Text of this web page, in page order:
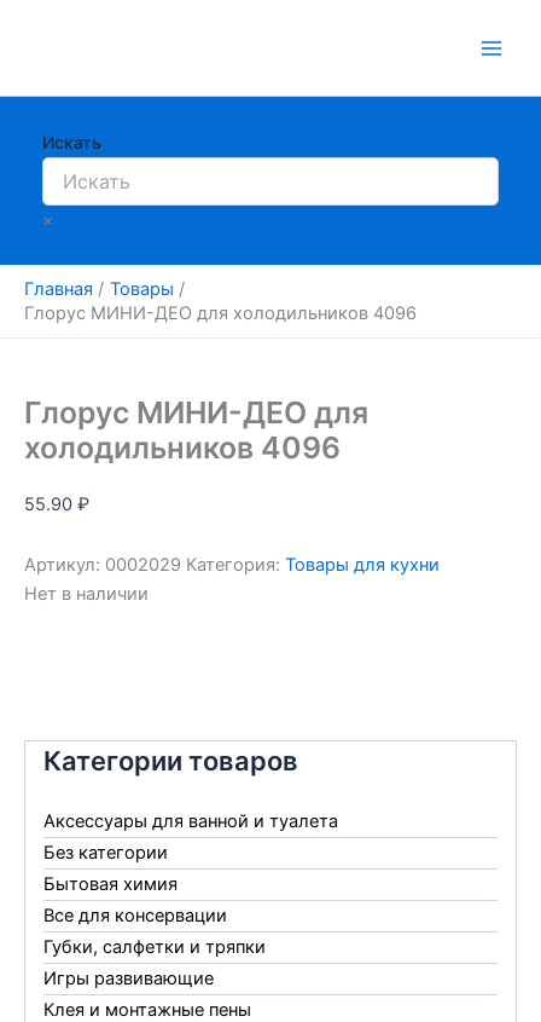
Искать
×
Главная
Товары
Глорус МИНИ-ДЕО для холодильников 4096
Категории товаров
Аксессуары для ванной и туалета
Без категории
Бытовая химия
Все для консервации
Губки, салфетки и тряпки
Игры развивающие
Клея и монтажные пены
Глорус МИНИ-ДЕО для
холодильников 4096
55.90 ₽
Артикул: 0002029 Категория: Товары для кухни
Нет в наличии